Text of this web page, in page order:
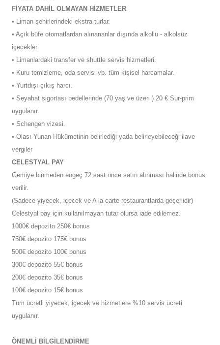
FİYATA DAHİL OLMAYAN HİZMETLER
• Liman şehirlerindeki ekstra turlar.
• Açık büfe otomatlardan alınananlar dışında alkollü - alkolsüz
içecekler
• Limanlardaki transfer ve shuttle servis hizmetleri.
• Kuru temizleme, oda servisi vb. tüm kişisel harcamalar.
• Yurtdışı çıkış harcı.
• Seyahat sigortası bedellerinde (70 yaş ve üzeri ) 20 € Sur-prim
uygulanır.
• Schengen vizesi.
• Olası Yunan Hükümetinin belirlediği yada belirleyebileceği ilave
vergiler
CELESTYAL PAY
Gemiye binmeden engeç 72 saat önce satın alınması halinde bonus
verilir.
(Sadece yiyecek, içecek ve A la carte restaurantlarda geçerlidir)
Celestyal pay için kullanılmayan tutar olursa iade edilemez.
1000€ depozito 250€ bonus
750€ depozito 175€ bonus
500€ depozito 100€ bonus
300€ depozito 55€ bonus
200€ depozito 35€ bonus
100€ depozito 15€ bonus
Tüm ücretli yiyecek, içecek ve hizmetlere %10 servis ücreti
uygulanır.
ÖNEMLİ BİLGİLENDİRME